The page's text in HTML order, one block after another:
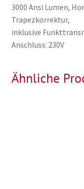
3000 Ansi Lumen,
Trapezkorrektur,
inklusive
Anschluss: 230V
Ähnliche